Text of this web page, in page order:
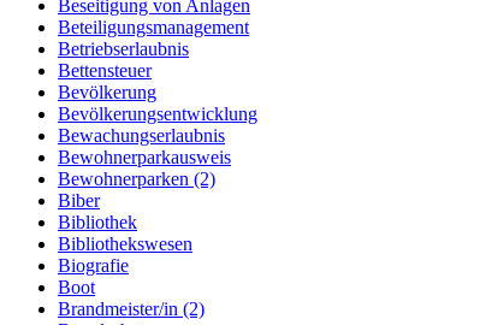
Beseitigung von Anlagen
Beteiligungsmanagement
Betriebserlaubnis
Bettensteuer
Bevölkerung
Bevölkerungsentwicklung
Bewachungserlaubnis
Bewohnerparkausweis
Bewohnerparken (2)
Biber
Bibliothek
Bibliothekswesen
Biografie
Boot
Brandmeister/in (2)